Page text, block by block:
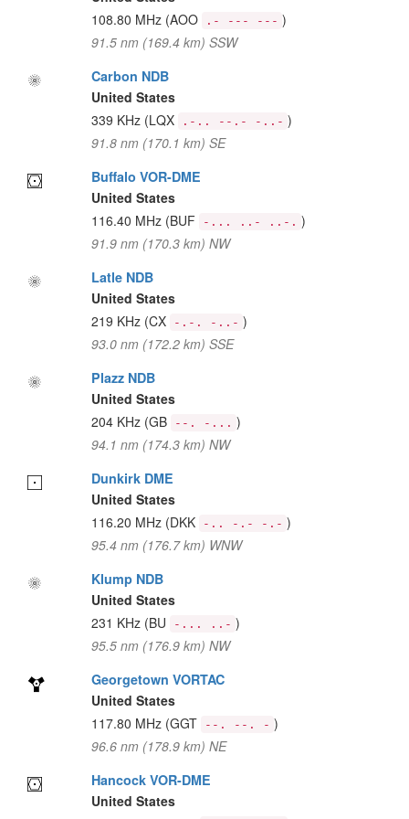
108.80 MHz (AOO .- --- --- )
91.5 nm (169.4 km) SSW
Carbon NDB
United States
339 KHz (LQX .-.. --.- -..- )
91.8 nm (170.1 km) SE
Buffalo VOR-DME
United States
116.40 MHz (BUF -... ..- ..-. )
91.9 nm (170.3 km) NW
Latle NDB
United States
219 KHz (CX -.-. -..- )
93.0 nm (172.2 km) SSE
Plazz NDB
United States
204 KHz (GB --. -... )
94.1 nm (174.3 km) NW
Dunkirk DME
United States
116.20 MHz (DKK -.. -.- -.- )
95.4 nm (176.7 km) WNW
Klump NDB
United States
231 KHz (BU -... ..- )
95.5 nm (176.9 km) NW
Georgetown VORTAC
United States
117.80 MHz (GGT --. --. - )
96.6 nm (178.9 km) NE
Hancock VOR-DME
United States